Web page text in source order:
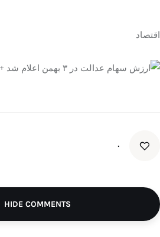
اقتصاد
۰
HIDE COMMENTS